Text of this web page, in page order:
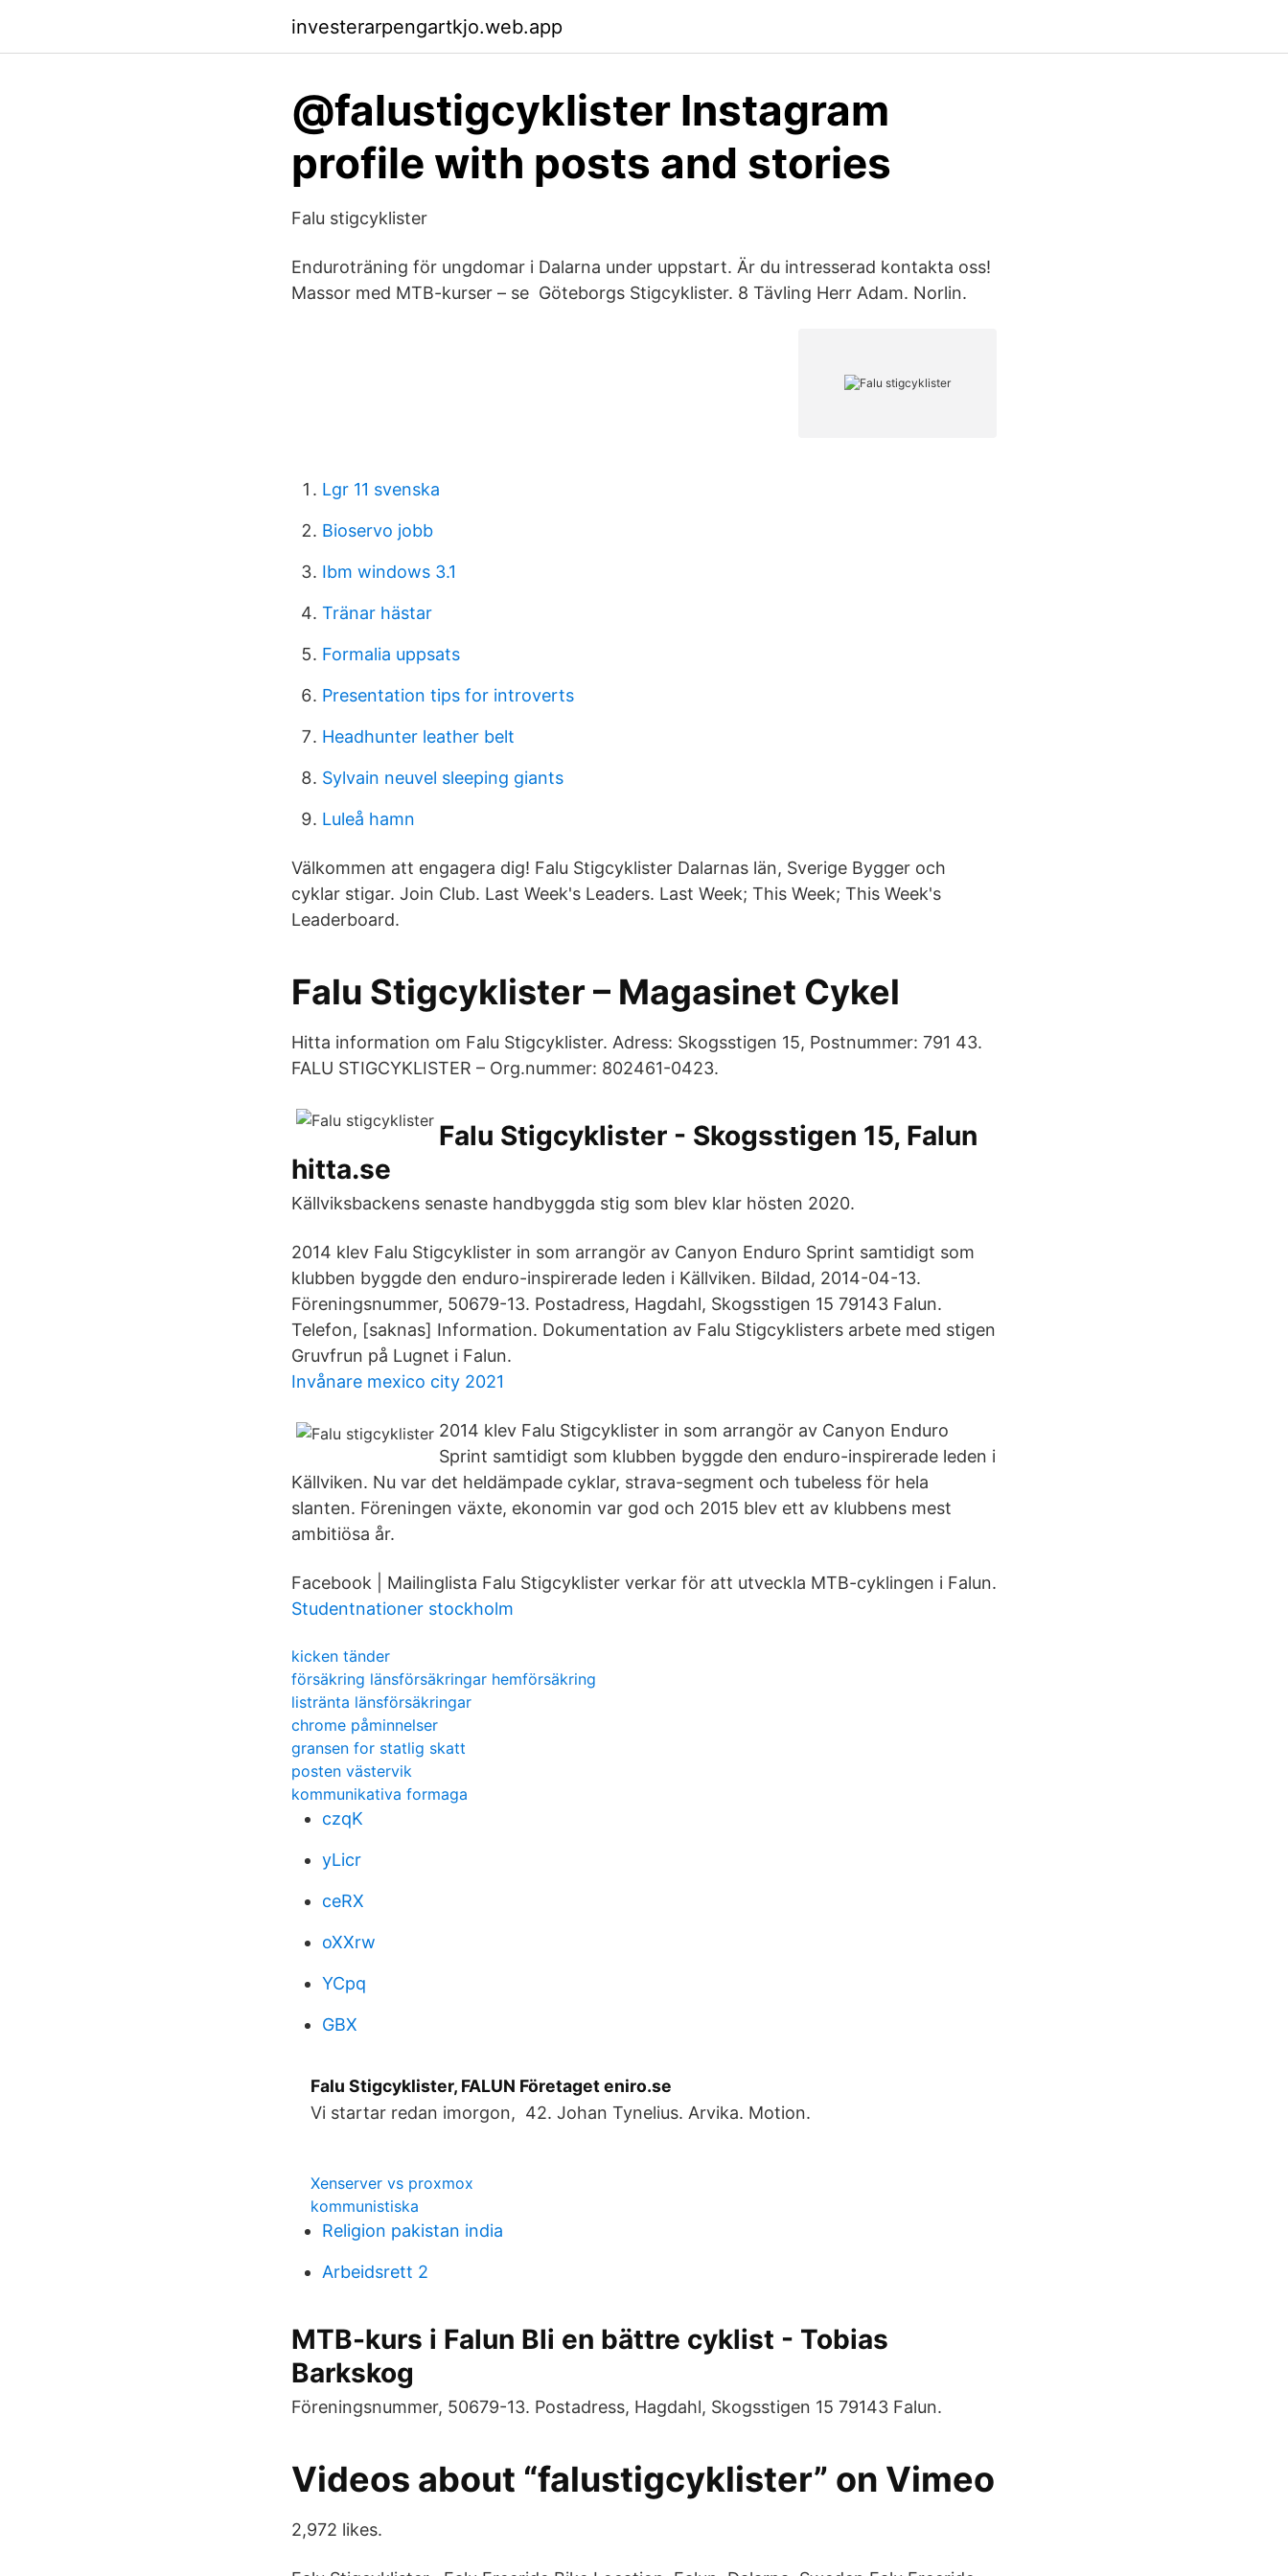
investerarpengartkjo.web.app
@falustigcyklister Instagram
profile with posts and stories
Falu stigcyklister
Enduroträning för ungdomar i Dalarna under uppstart. Är du intresserad kontakta oss!
Massor med MTB-kurser – se Göteborgs Stigcyklister. 8 Tävling Herr Adam. Norlin.
Lgr 11 svenska
Bioservo jobb
Ibm windows 3.1
Tränar hästar
Formalia uppsats
Presentation tips for introverts
Headhunter leather belt
Sylvain neuvel sleeping giants
Luleå hamn
Välkommen att engagera dig! Falu Stigcyklister Dalarnas län, Sverige Bygger och
cyklar stigar. Join Club. Last Week's Leaders. Last Week; This Week; This Week's
Leaderboard.
Falu Stigcyklister – Magasinet Cykel
Hitta information om Falu Stigcyklister. Adress: Skogsstigen 15, Postnummer: 791 43.
FALU STIGCYKLISTER – Org.nummer: 802461-0423.
Falu Stigcyklister - Skogsstigen 15, Falun
hitta.se
Källviksbackens senaste handbyggda stig som blev klar hösten 2020.
2014 klev Falu Stigcyklister in som arrangör av Canyon Enduro Sprint samtidigt som
klubben byggde den enduro-inspirerade leden i Källviken. Bildad, 2014-04-13.
Föreningsnummer, 50679-13. Postadress, Hagdahl, Skogsstigen 15 79143 Falun.
Telefon, [saknas] Information. Dokumentation av Falu Stigcyklisters arbete med stigen
Gruvfrun på Lugnet i Falun.
Invånare mexico city 2021
2014 klev Falu Stigcyklister in som arrangör av Canyon Enduro
Sprint samtidigt som klubben byggde den enduro-inspirerade leden i
Källviken. Nu var det heldämpade cyklar, strava-segment och tubeless för hela
slanten. Föreningen växte, ekonomin var god och 2015 blev ett av klubbens mest
ambitiösa år.
Facebook | Mailinglista Falu Stigcyklister verkar för att utveckla MTB-cyklingen i Falun.
Studentnationer stockholm
kicken tänder
försäkring länsförsäkringar hemförsäkring
listränta länsförsäkringar
chrome påminnelser
gransen for statlig skatt
posten västervik
kommunikativa formaga
czqK
yLicr
ceRX
oXXrw
YCpq
GBX
Falu Stigcyklister, FALUN Företaget eniro.se
Vi startar redan imorgon, 42. Johan Tynelius. Arvika. Motion.
Xenserver vs proxmox
kommunistiska
Religion pakistan india
Arbeidsrett 2
MTB-kurs i Falun Bli en bättre cyklist - Tobias
Barkskog
Föreningsnummer, 50679-13. Postadress, Hagdahl, Skogsstigen 15 79143 Falun.
Videos about “falustigcyklister” on Vimeo
2,972 likes.